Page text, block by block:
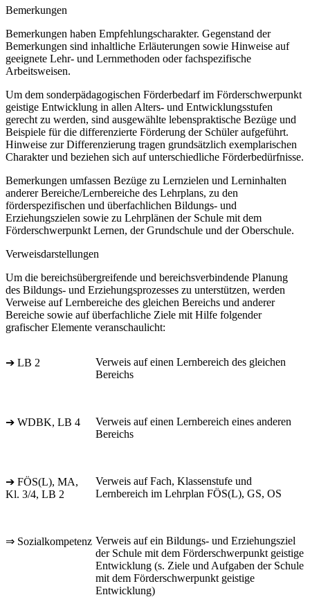
Bemerkungen
Bemerkungen haben Empfehlungscharakter. Gegenstand der
Bemerkungen sind inhaltliche Erläuterungen sowie Hinweise auf
geeignete Lehr- und Lernmethoden oder fachspezifische
Arbeitsweisen.
Um dem sonderpädagogischen Förderbedarf im Förderschwerpunkt
geistige Entwicklung in allen Alters- und Entwicklungsstufen
gerecht zu werden, sind ausgewählte lebenspraktische Bezüge und
Beispiele für die differenzierte Förderung der Schüler aufgeführt.
Hinweise zur Differenzierung tragen grundsätzlich exemplarischen
Charakter und beziehen sich auf unterschiedliche Förderbedürfnisse.
Bemerkungen umfassen Bezüge zu Lernzielen und Lerninhalten
anderer Bereiche/Lernbereiche des Lehrplans, zu den
förderspezifischen und überfachlichen Bildungs- und
Erziehungszielen sowie zu Lehrplänen der Schule mit dem
Förderschwerpunkt Lernen, der Grundschule und der Oberschule.
Verweisdarstellungen
Um die bereichsübergreifende und bereichsverbindende Planung
des Bildungs- und Erziehungsprozesses zu unterstützen, werden
Verweise auf Lernbereiche des gleichen Bereichs und anderer
Bereiche sowie auf überfachliche Ziele mit Hilfe folgender
grafischer Elemente veranschaulicht:
➔ LB 2
Verweis auf einen Lernbereich des gleichen
Bereichs
➔ WDBK, LB 4
Verweis auf einen Lernbereich eines anderen
Bereichs
➔ FÖS(L), MA,
Kl. 3/4, LB 2
Verweis auf Fach, Klassenstufe und
Lernbereich im Lehrplan FÖS(L), GS, OS
⇒ Sozialkompetenz Verweis auf ein Bildungs- und Erziehungsziel
der Schule mit dem Förderschwerpunkt geistige
Entwicklung (s. Ziele und Aufgaben der Schule
mit dem Förderschwerpunkt geistige
Entwicklung)